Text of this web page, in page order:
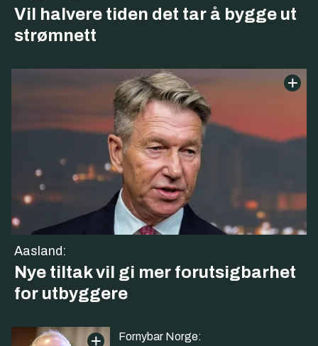
Vil halvere tiden det tar å bygge ut
strømnett
Aasland:
Nye tiltak vil gi mer forutsigbarhet
for utbyggere
Fornybar Norge: